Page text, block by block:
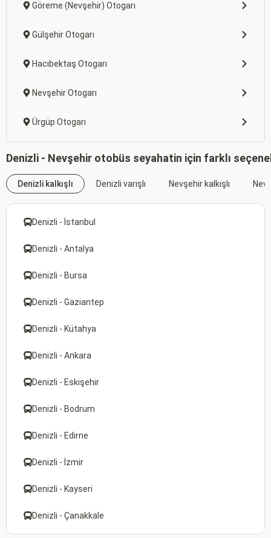
Göreme (Nevşehir) Otogarı
Gülşehir Otogarı
Hacıbektaş Otogarı
Nevşehir Otogarı
Ürgüp Otogarı
Denizli - Nevşehir otobüs seyahatin için farklı
Denizli kalkışlı Denizli varışlı Nevşehir kalkışlı
Denizli - İstanbul
Denizli - Antalya
Denizli - Bursa
Denizli - Gaziantep
Denizli - Kütahya
Denizli - Ankara
Denizli - Eskişehir
Denizli - Bodrum
Denizli - Edirne
Denizli - İzmir
Denizli - Kayseri
Denizli - Çanakkale